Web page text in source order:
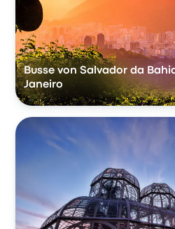
Busse von Salvador da
Janeiro